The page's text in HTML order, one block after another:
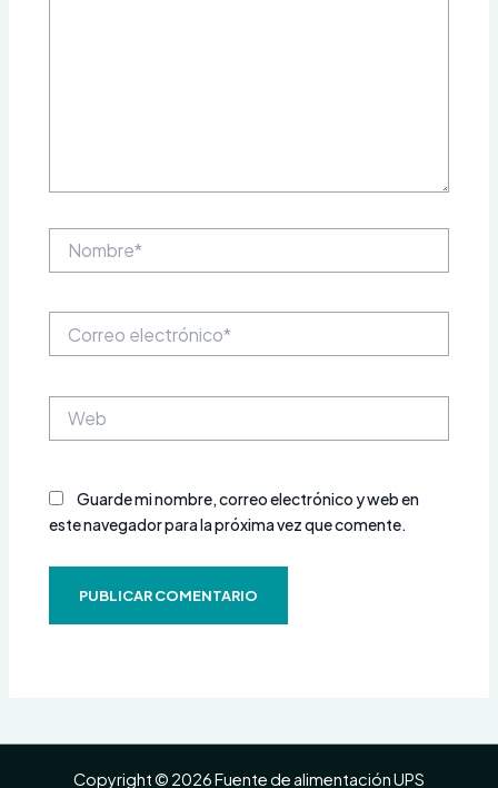
electrónico*
Guarde mi nombre, correo electrónico y web en
este navegador para la próxima vez que comente.
Copyright © 2026 Fuente de alimentación UPS